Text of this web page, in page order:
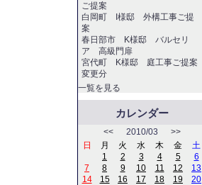
ご提案
白岡町 I様邸 外構工事ご提
案
春日部市 K様邸 バルセリ
ア 高級門扉
宮代町 K様邸 庭工事ご提案
変更分
一覧を見る
カレンダー
<<2010/03 >>
日
月 火 水 木 金
土
1
2 3 4 5
6
7
8 9 10 11 12
13
14
15 16 17 18 19
20